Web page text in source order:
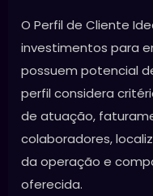
O Perfil de Cliente
investimentos para
possuem potencial
perfil considera
de atuação,
colaboradores,
da operação e
oferecida.